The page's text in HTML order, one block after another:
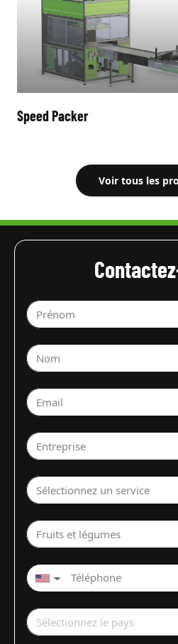
Speed Packer
Voir tous les
Prénom
Nom
Email
Entreprise
Sélectionnez un service
Fruits et légumes
▼
Sélectionnez le pays